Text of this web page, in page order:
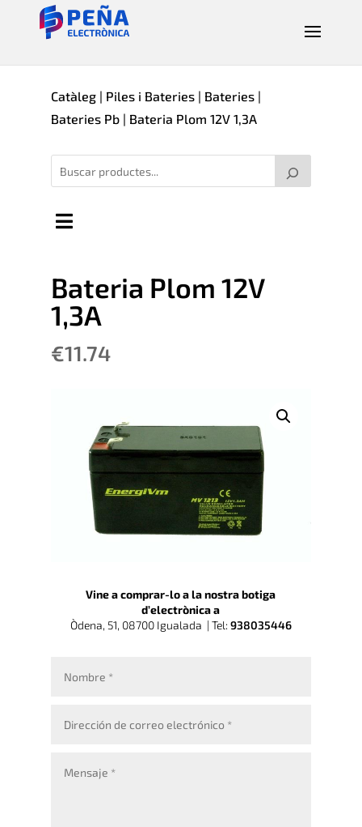
Catàleg| Piles i Bateries| Bateries|
Bateries Pb| Bateria Plom 12V 1,3A
Bateria Plom 12V
1,3A
€11.74
Vine a comprar-lo a la nostra botiga
d’electrònica a
Òdena, 51, 08700 Igualada | Tel: 938035446